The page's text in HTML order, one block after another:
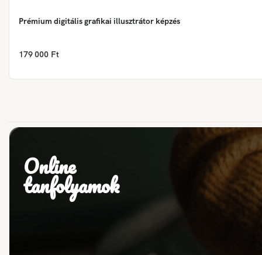
Prémium digitális grafikai illusztrátor képzés
179 000 Ft
Online
tanfolyamok